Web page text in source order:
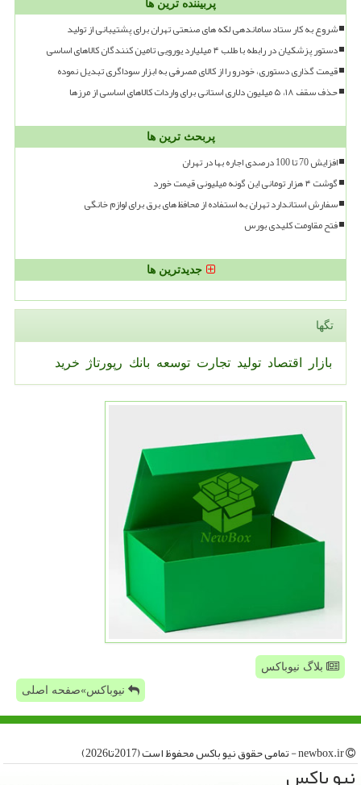
پربیننده ترین ها
شروع به کار ستاد ساماندهی لکه های صنعتی تهران برای پشتیبانی از تولید
دستور پزشکیان در رابطه با طلب ۴ میلیارد یورویی تامین کنندگان کالاهای اساسی
قیمت گذاری دستوری، خودرو را از کالای مصرفی به ابزار سوداگری تبدیل نموده
حذف سقف ۱۸، ۵ میلیون دلاری استانی برای واردات کالاهای اساسی از مرزها
پربحث ترین ها
افزایش 70 تا 100 درصدی اجاره بها در تهران
گوشت ۴ هزار تومانی این گونه میلیونی قیمت خورد
سفارش استاندارد تهران به استفاده از محافظ های برق برای لوازم خانگی
فتح مقاومت کلیدی بورس
جدیدترین ها
تگها
بازار اقتصاد تولید تجارت توسعه بانك رپورتاژ خرید
بلاگ نیوباکس
نیوباکس»صفحه اصلی
نیو باكس